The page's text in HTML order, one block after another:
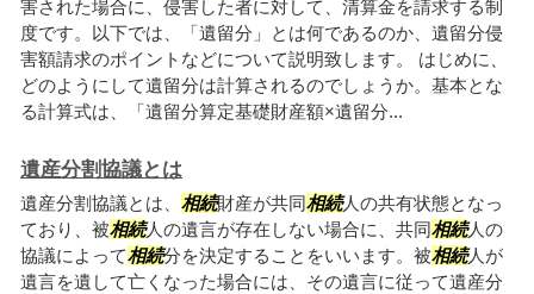
害された場合に、侵害した者に対して、清算金を請求する制
度です。以下では、「遺留分」とは何であるのか、遺留分侵
害額請求のポイントなどについて説明致します。 はじめに、
どのようにして遺留分は計算されるのでしょうか。基本とな
る計算式は、「遺留分算定基礎財産額×遺留分...
遺産分割協議とは
遺産分割協議とは、 相続財産が共同相続人の共有状態となっ
ており、被相続人の遺言が存在しない場合に、共同相続人の
協議によって相続分を決定することをいいます。被相続人が
遺言を遺して亡くなった場合には、その遺言に従って遺産分